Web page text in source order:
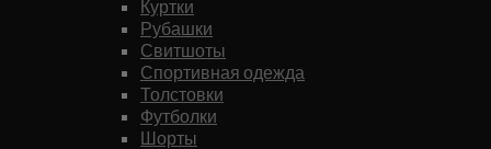
Куртки
Рубашки
Свитшоты
Спортивная одежда
Толстовки
Футболки
Шорты